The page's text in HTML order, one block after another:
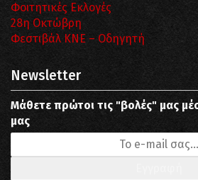
Φοιτητικές Εκλογές
28η Οκτώβρη
Φεστιβάλ ΚΝΕ – Οδηγητή
Newsletter
Μάθετε πρώτοι τις "βολές" μας
μας